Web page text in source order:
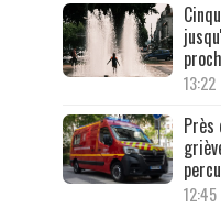
13:22
Près
12:45